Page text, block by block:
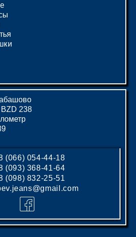
238
(066) 054-44-18
(093) 368-41-64
(098) 832-25-51